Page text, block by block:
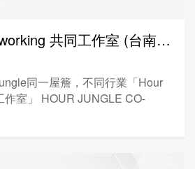
Hour Jungle Coworking 共同工作室 (台南崇學館)
同一屋簷，不同行業「Hour
室」 HOUR JUNGLE CO-